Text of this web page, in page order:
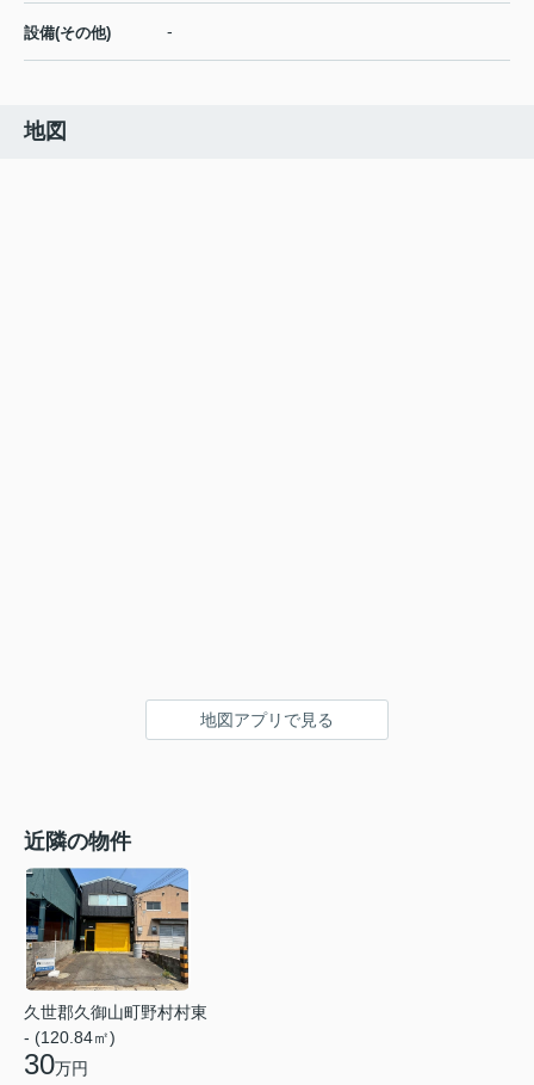
設備(その他) -
地図
地図アプリで見る
近隣の物件
久世郡久御山町野村村東
- (120.84㎡)
30万円